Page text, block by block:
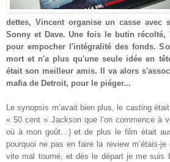
dettes, Vincent organise un casse avec
Sonny et Dave. Une fois le butin
pour empocher l'intégralité des fonds.
mort et n'a plus qu'une seule idée en
était son meilleur amis. Il va alors
mafia de Detroit, pour le piéger...
Le synopsis m’avait bien plus, le casting
« 50 cent » Jackson que l’on commence à
où à mon goût…) et de plus le film était
pourquoi ne pas en faire la review m’étais-
vite mal tourné, et dès le départ je me suis